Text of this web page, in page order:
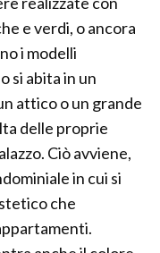
e verdi, o ancora
i modelli
si abita in un
attico o un grande
delle proprie
Ciò avviene,
in cui si
che